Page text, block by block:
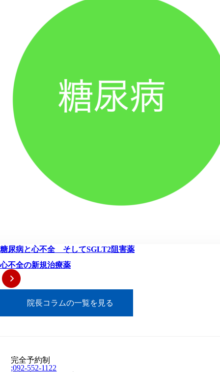
糖尿病と心不全 そしてSGLT2阻害薬
心不全の新規治療薬
院長コラムの一覧を見る
完全予約制
;092-552-1122